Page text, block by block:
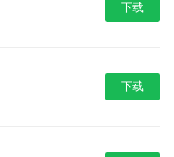
下载
下载